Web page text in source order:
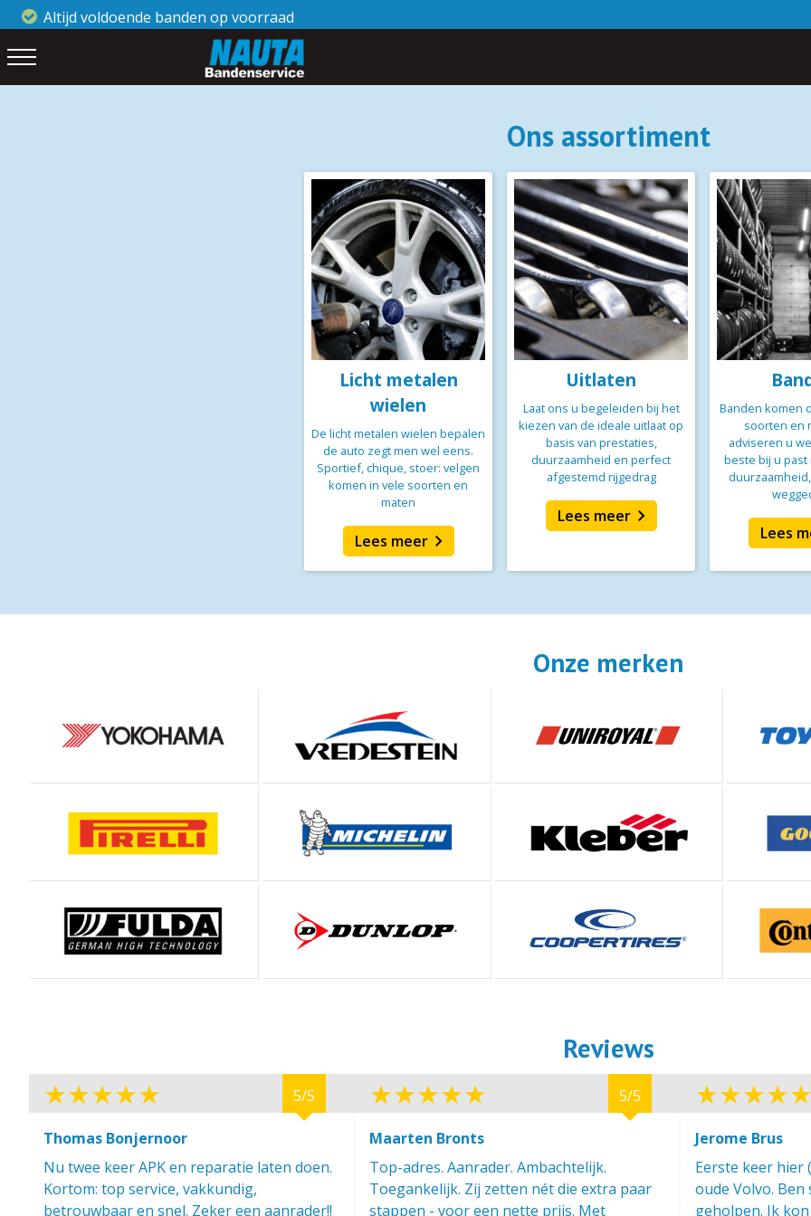
Altijd voldoende banden op voorraad
Ons assortiment
Licht metalen
wielen
De licht metalen wielen bepalen
de auto zegt men wel eens.
Sportief, chique, stoer: velgen
komen in vele soorten en
maten
Lees meerchevron_right
Uitlaten
Laat ons u begeleiden bij het
kiezen van de ideale uitlaat op
basis van prestaties,
duurzaamheid en perfect
afgestemd rijgedrag
Lees meerchevron_right
Banden komen
soorten en
adviseren u
beste bij u past
Lees
Onze merken
Reviews
5/5
Thomas Bonjernoor
Nu twee keer APK en reparatie laten doen.
Kortom: top service, vakkundig,
betrouwbaar en snel. Zeker een aanrader!!
5/5
Maarten Bronts
Top-adres. Aanrader. Ambachtelijk.
Toegankelijk. Zij zetten nét die extra paar
stappen - voor een nette prijs. Met
Jerome Brus
Eerste keer hier
oude Volvo.
geholpen. Ik